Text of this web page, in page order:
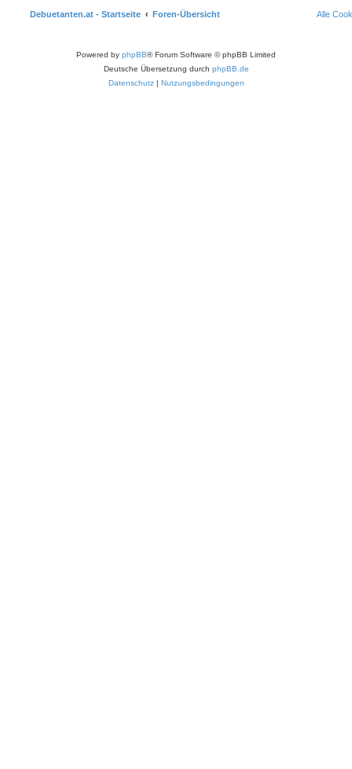
Debuetanten.at - Startseite Foren-Übersicht Alle
Powered by phpBB® Forum Software © phpBB Limited
Deutsche Übersetzung durch phpBB.de
Datenschutz| Nutzungsbedingungen